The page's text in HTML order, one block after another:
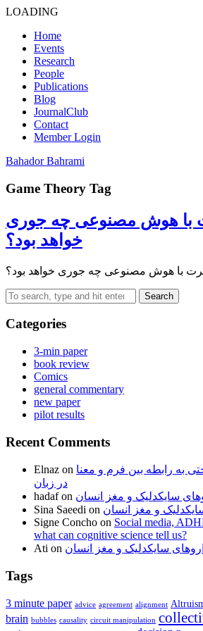
LOADING
Home
Events
Research
People
Publications
Blog
JournalClub
Contact
Member Login
Bahador Bahrami
Game Theory Tag
با هوش مصنوعی چه جوری
خواهد بود؟
با هوش مصنوعی چه جوری خواهد بود؟
Search
Categories
3-min paper
book review
Comics
general commentary
new paper
pilot results
Recent Comments
Elnaz on به رابطه بین فرم و معنا
در زبان
hadafon سایکدلیک و مغز انسان
Sina Saeedi on و مغز انسان
Signe Concho on Social media,
what can cognitive science tell us?
Ati on سایکدلیک و مغز انسان
Tags
3 minute paper advice agreement alignment
brain bubbles causality circuit manipulation